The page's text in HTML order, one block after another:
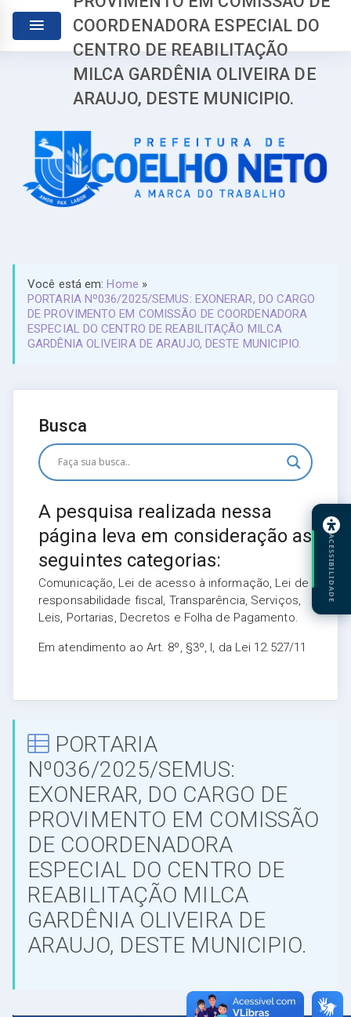
COORDENADORA ESPECIAL DO
CENTRO DE REABILITAÇÃO
MILCA GARDÊNIA OLIVEIRA DE
ARAUJO, DESTE MUNICIPIO.
Você está em:Home »
PORTARIA Nº036/2025/SEMUS: EXONERAR, DO CARGO
DE PROVIMENTO EM COMISSÃO DE COORDENADORA
ESPECIAL DO CENTRO DE REABILITAÇÃO MILCA
GARDÊNIA OLIVEIRA DE ARAUJO, DESTE MUNICIPIO.
Busca
A pesquisa realizada nessa
página leva em consideração as
seguintes categorias:
Comunicação, Lei de acesso à informação, Lei de
responsabilidade fiscal, Transparência, Serviços,
Leis, Portarias, Decretos e Folha de Pagamento.
Em atendimento ao Art. 8º, §3º, I, da Lei 12.527/11
PORTARIA
Nº036/2025/SEMUS:
EXONERAR, DO CARGO DE
PROVIMENTO EM COMISSÃO
DE COORDENADORA
ESPECIAL DO CENTRO DE
REABILITAÇÃO MILCA
GARDÊNIA OLIVEIRA DE
ARAUJO, DESTE MUNICIPIO.
ACESSIBILIDADE